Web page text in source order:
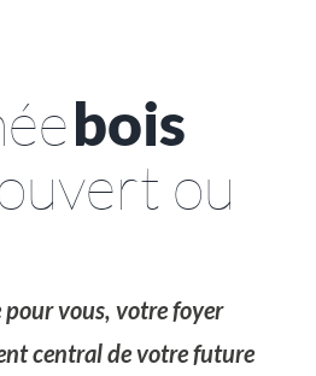
bois
ou
pour vous, votre foyer
central de votre future